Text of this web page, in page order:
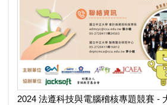
2024 法遵科技與電腦稽核專題競賽 -